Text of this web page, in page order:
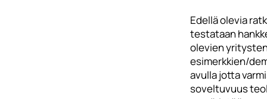
Edellä olevia
testataan
olevien
esimerkkien/
avulla jotta
soveltuvuus